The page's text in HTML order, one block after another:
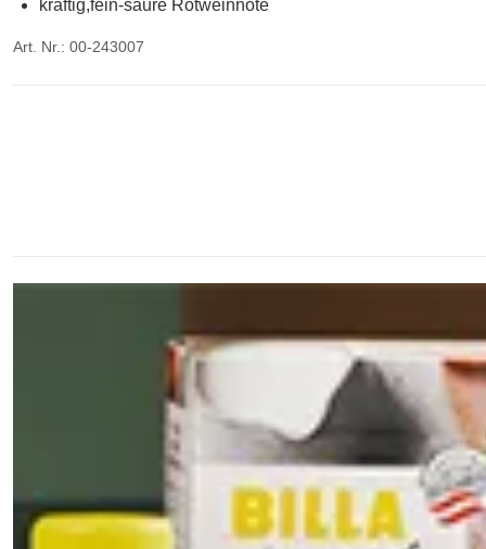
kräftig,fein-saure Rotweinnote
Art. Nr.: 00-243007